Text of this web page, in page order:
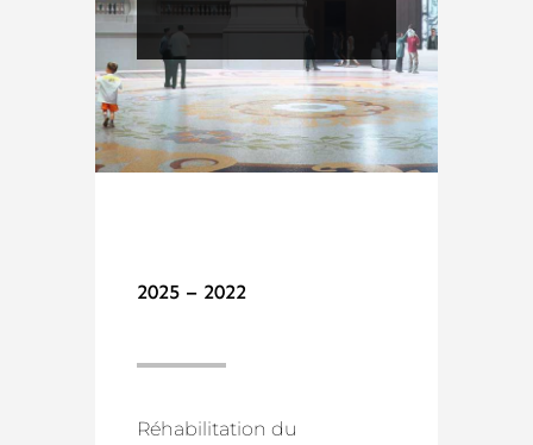
2025 – 2022
Réhabilitation du